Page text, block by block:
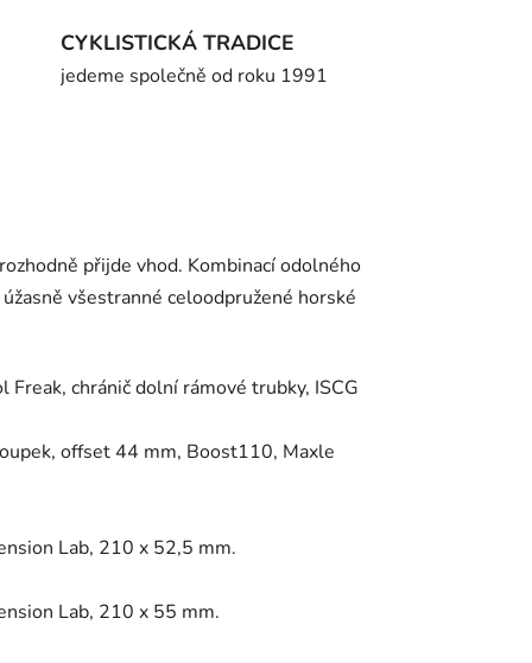
CYKLISTICKÁ TRADICE
jedeme společně od roku 1991
přijde vhod. Kombinací odolného
všestranné celoodpružené horské
chránič dolní rámové trubky, ISCG
offset 44 mm, Boost110, Maxle
Lab, 210 x 52,5 mm.
Lab, 210 x 55 mm.